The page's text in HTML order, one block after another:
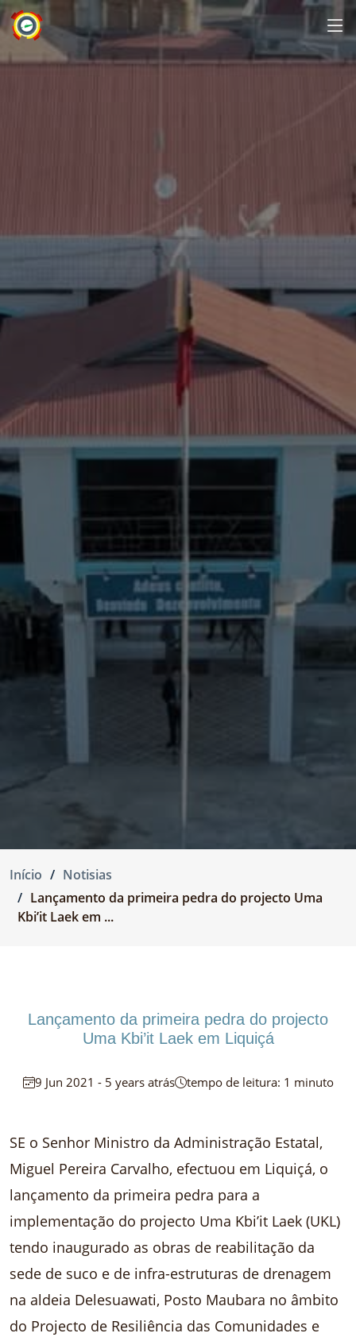
Início
Notisias
Lançamento da primeira pedra do projecto Uma
Kbi’it Laek em ...
Lançamento da primeira pedra do projecto
Uma Kbi’it Laek em Liquiçá
9 Jun 2021 - 5 years atrás tempo de leitura: 1 minuto
SE o Senhor Ministro da Administração Estatal,
Miguel Pereira Carvalho, efectuou em Liquiçá, o
lançamento da primeira pedra para a
implementação do projecto Uma Kbi’it Laek (UKL)
tendo inaugurado as obras de reabilitação da
sede de suco e de infra-estruturas de drenagem
na aldeia Delesuawati, Posto Maubara no âmbito
do Projecto de Resiliência das Comunidades e